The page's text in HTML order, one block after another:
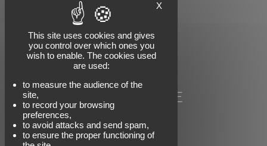
78 rue Carnot
74000 ANNECY
Tél : +33 (0)4 50 57 07 91
Email : info@compaut.com
NOUS SUIVRE
X
This site uses cookies and gives
you control over which ones you
wish to enable. The cookies used
are used:
to measure the audience of the
site,
to record your browsing
preferences,
to avoid attacks and send spam,
to ensure the proper functioning of